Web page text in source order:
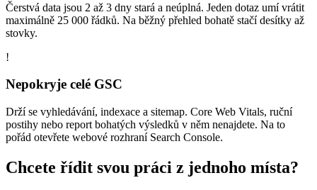
Čerstvá data jsou 2 až 3 dny stará a neúplná. Jeden dotaz umí vrátit
maximálně 25 000 řádků. Na běžný přehled bohatě stačí desítky až
stovky.
!
Nepokryje celé GSC
Drží se vyhledávání, indexace a sitemap. Core Web Vitals, ruční
postihy nebo report bohatých výsledků v něm nenajdete. Na to
pořád otevřete webové rozhraní Search Console.
Chcete řídit svou práci z jednoho místa?